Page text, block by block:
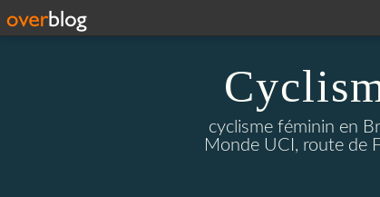
cyclisme féminin en
Monde UCI, route de